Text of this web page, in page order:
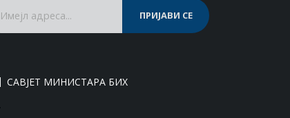
ПРИЈАВИ СЕ
САВЈЕТ МИНИСТАРА БИХ